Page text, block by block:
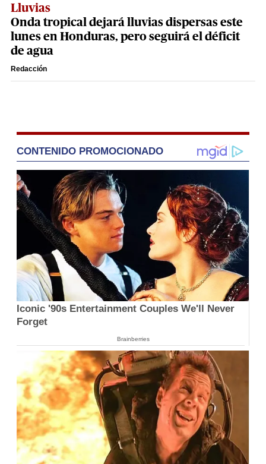
Lluvias
Onda tropical dejará lluvias dispersas este
lunes en Honduras, pero seguirá el déficit
de agua
Redacción
CONTENIDO PROMOCIONADO
Iconic '90s Entertainment Couples We'll Never
Forget
Brainberries